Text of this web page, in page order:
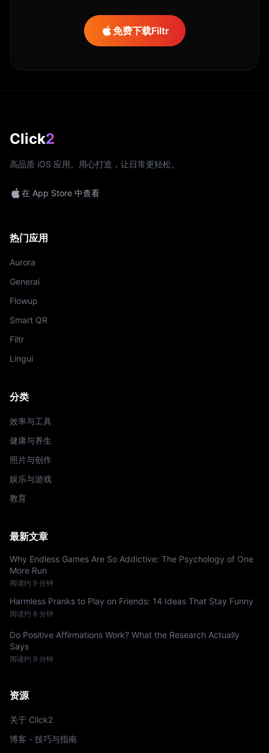
免费下载Filtr
Click2
高品质 iOS 应用。用心打造，让日常更轻松。
在 App Store 中查看
热门应用
Aurora
Generai
Flowup
Smart QR
Filtr
Lingui
分类
效率与工具
健康与养生
照片与创作
娱乐与游戏
教育
最新文章
Why Endless Games Are So Addictive: The Psychology of One
More Run
阅读约 9 分钟
Harmless Pranks to Play on Friends: 14 Ideas That Stay Funny
阅读约 8 分钟
Do Positive Affirmations Work? What the Research Actually
Says
阅读约 9 分钟
资源
关于 Click2
博客 - 技巧与指南